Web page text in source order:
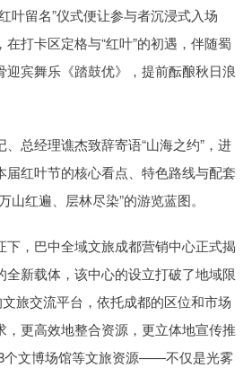
叶留名”仪式便让参与者沉浸式入场
打卡区定格与“红叶”的初遇，伴随蜀
迎宾舞乐《踏鼓优》，提前酝酿秋日浪
总经理谯杰致辞寄语“山海之约”，进
届红叶节的核心看点、特色路线与配套
山红遍、层林尽染”的游览蓝图。
下，巴中全域文旅成都营销中心正式揭
全新载体，该中心的设立打破了地域限
旅交流平台，依托成都的区位和市场
，更高效地整合资源，更立体地宣传推
个文博场馆等文旅资源——不仅是光雾